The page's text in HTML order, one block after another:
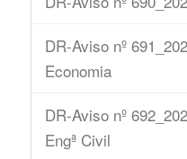
DR-Aviso nº
Economia
DR-Aviso nº
Engª Civil